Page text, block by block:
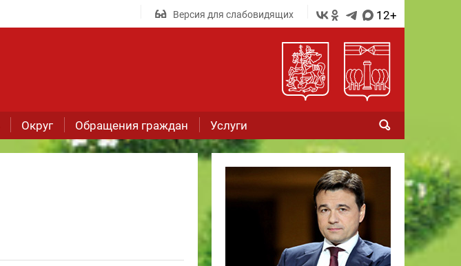
Версия для слабовидящих 12+
Округ Обращения граждан Услуги